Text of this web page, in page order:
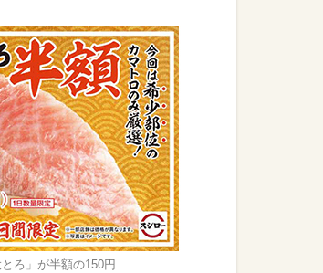
ろ」が半額の150円